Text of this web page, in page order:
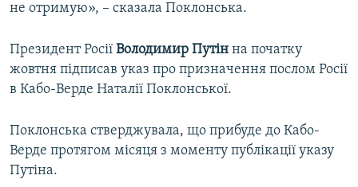
не отримую», – сказала Поклонська.
Президент Росії Володимир Путін на початку
жовтня підписав указ про призначення послом Росії
в Кабо-Верде Наталії Поклонської.
Поклонська стверджувала, що прибуде до Кабо-
Верде протягом місяця з моменту публікації указу
Путіна.